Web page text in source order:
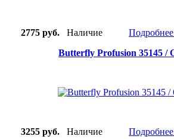
2775 руб. Наличие
Butterfly Profusion 35145 /
3255 руб. Наличие